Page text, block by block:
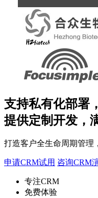
支持私有化部署，
提供定制开发，
打造客户全生命周期管理
申请CRM试用 咨询CRM
专注CRM
免费体验